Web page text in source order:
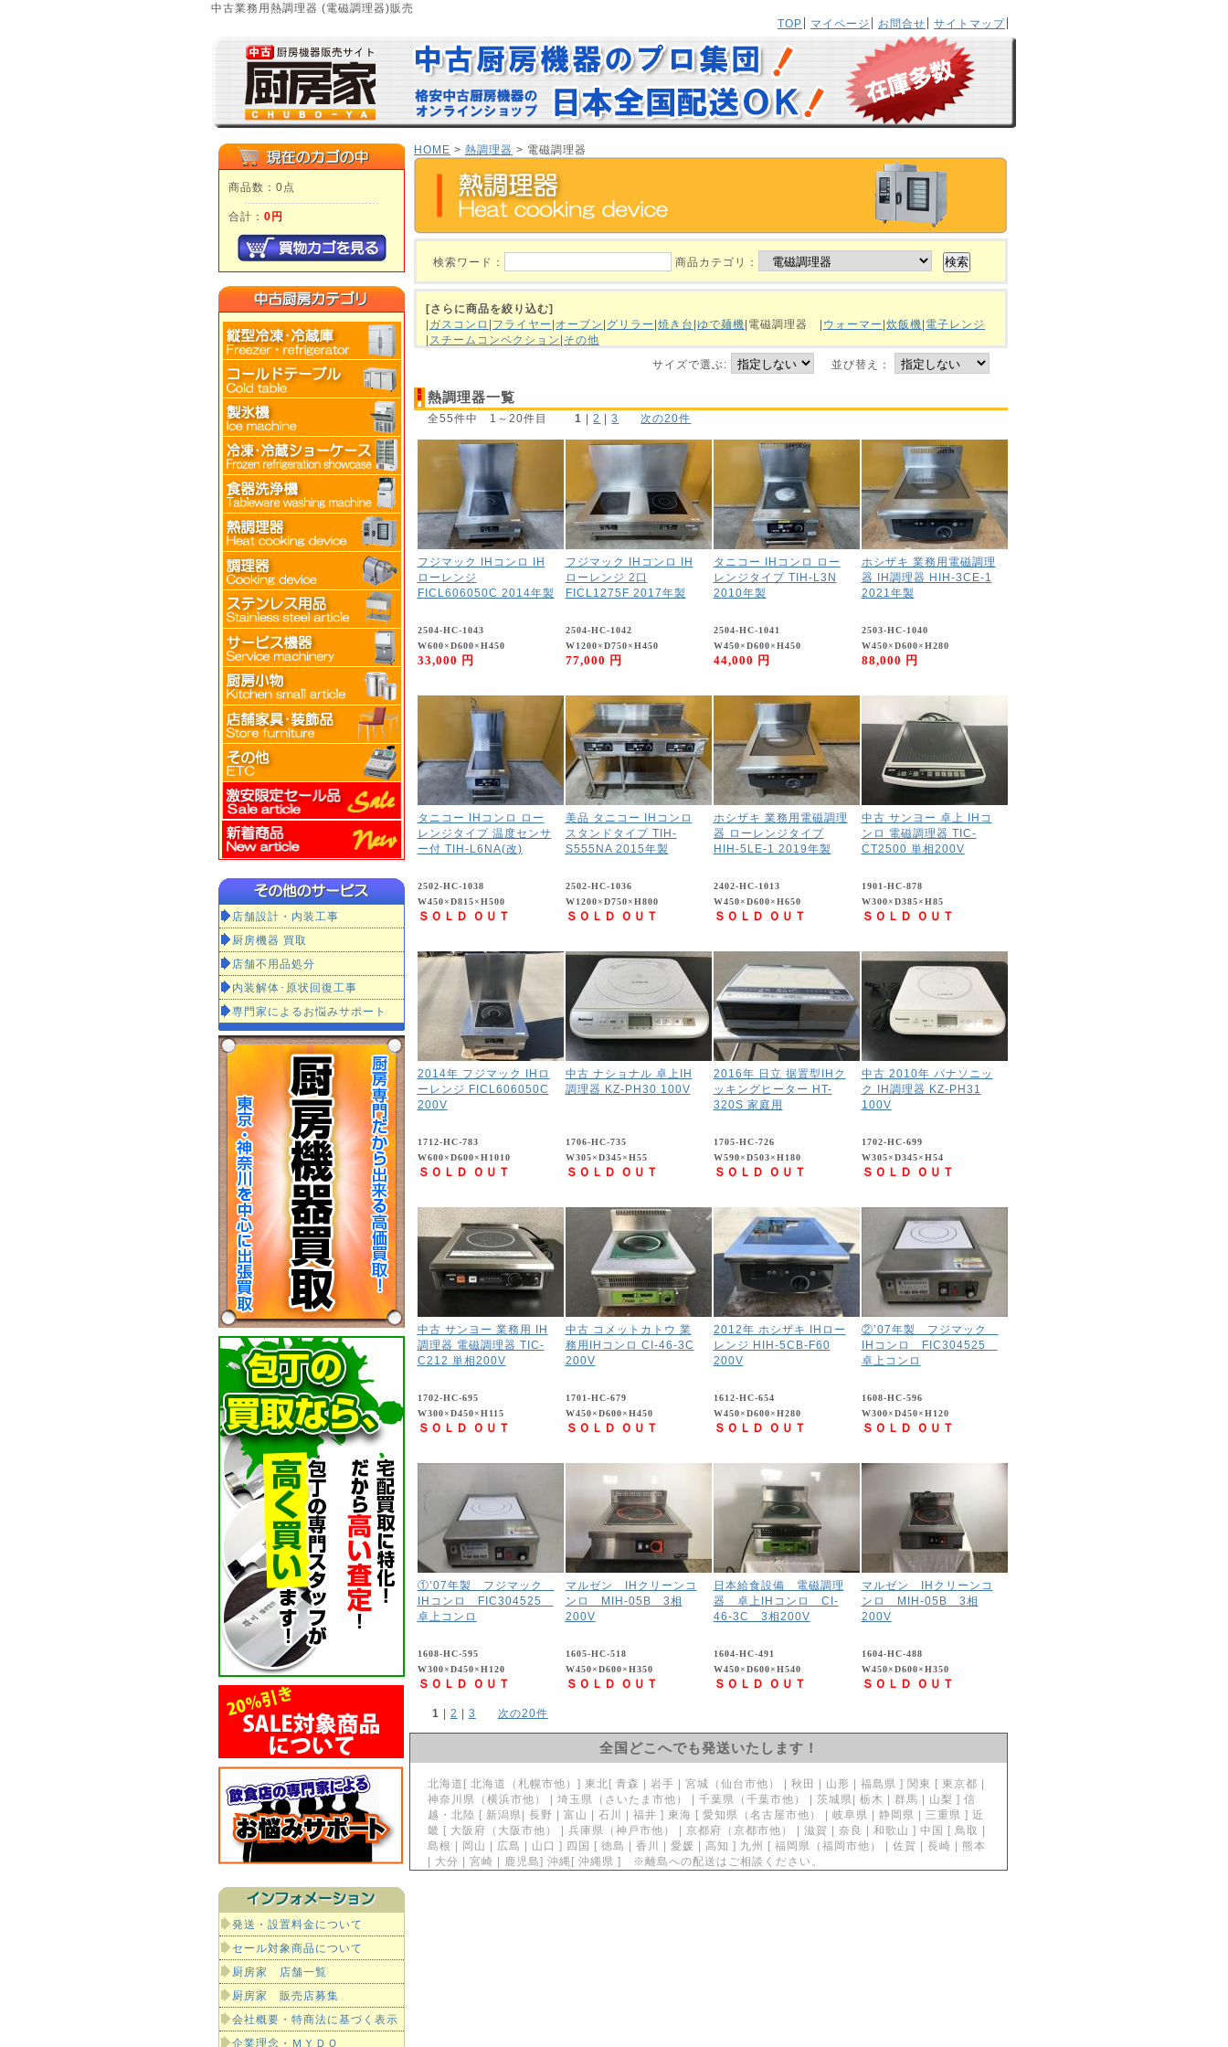
中古業務用熱調理器 (電磁調理器)販売
TOP
マイページ お問合せ サイトマップ
商品数：0点
合計： 0円
店舗設計・内装工事
厨房機器 買取
店舗不用品処分
内装解体･原状回復工事
専門家によるお悩みサポート
発送・設置料金について
セール対象商品について
厨房家 店舗一覧
厨房家 販売店募集
会社概要・特商法に基づく表示
企業理念・ＭＹＤＯ
HOME > 熱調理器 > 電磁調理器
検索ワード： 商品カテゴリ：
[さらに商品を絞り込む]
| ガスコンロ | フライヤー | オーブン | グリラー |焼き台 |ゆで麺機|電磁調理器 | ウォーマー |炊飯機| 電子レンジ
| スチームコンベクション | その他
サイズで選ぶ: 並び替え：
熱調理器一覧
全55件中 1～20件目 1 | 2 | 3 次の20件
フジマック IHコンロ IH
ローレンジ
FICL606050C 2014年製
2504-HC-1043
W600×D600×H450
33,000 円
フジマック IHコンロ IH
ローレンジ 2口
FICL1275F 2017年製
2504-HC-1042
W1200×D750×H450
77,000 円
タニコー IHコンロ ロー
レンジタイプ TIH-L3N
2010年製
2504-HC-1041
W450×D600×H450
44,000 円
ホシザキ 業務用電磁調理
器 IH調理器 HIH-3CE-1
2021年製
2503-HC-1040
W450×D600×H280
88,000 円
タニコー IHコンロ ロー
レンジタイプ 温度センサ
ー付 TIH-L6NA(改)
2502-HC-1038
W450×D815×H500
ＳＯＬＤ ＯＵＴ
美品 タニコー IHコンロ
スタンドタイプ TIH-
S555NA 2015年製
2502-HC-1036
W1200×D750×H800
ＳＯＬＤ ＯＵＴ
ホシザキ 業務用電磁調理
器 ローレンジタイプ
HIH-5LE-1 2019年製
2402-HC-1013
W450×D600×H650
ＳＯＬＤ ＯＵＴ
中古 サンヨー 卓上 IHコ
ンロ 電磁調理器 TIC-
CT2500 単相200V
1901-HC-878
W300×D385×H85
ＳＯＬＤ ＯＵＴ
2014年 フジマック IHロ
ーレンジ FICL606050C
200V
1712-HC-783
W600×D600×H1010
ＳＯＬＤ ＯＵＴ
中古 ナショナル 卓上IH
調理器 KZ-PH30 100V
1706-HC-735
W305×D345×H55
ＳＯＬＤ ＯＵＴ
2016年 日立 据置型IHク
ッキングヒーター HT-
320S 家庭用
1705-HC-726
W590×D503×H180
ＳＯＬＤ ＯＵＴ
中古 2010年 パナソニッ
ク IH調理器 KZ-PH31
100V
1702-HC-699
W305×D345×H54
ＳＯＬＤ ＯＵＴ
中古 サンヨー 業務用 IH
調理器 電磁調理器 TIC-
C212 単相200V
1702-HC-695
W300×D450×H115
ＳＯＬＤ ＯＵＴ
中古 コメットカトウ 業
務用IHコンロ CI-46-3C
200V
1701-HC-679
W450×D600×H450
ＳＯＬＤ ＯＵＴ
2012年 ホシザキ IHロー
レンジ HIH-5CB-F60
200V
1612-HC-654
W450×D600×H280
ＳＯＬＤ ＯＵＴ
②’07年製 フジマック
IHコンロ FIC304525
卓上コンロ
1608-HC-596
W300×D450×H120
ＳＯＬＤ ＯＵＴ
①’07年製 フジマック
IHコンロ FIC304525
卓上コンロ
1608-HC-595
W300×D450×H120
ＳＯＬＤ ＯＵＴ
マルゼン IHクリーンコ
ンロ MIH-05B 3相
200V
1605-HC-518
W450×D600×H350
ＳＯＬＤ ＯＵＴ
日本給食設備 電磁調理
器 卓上IHコンロ CI-
46-3C 3相200V
1604-HC-491
W450×D600×H540
ＳＯＬＤ ＯＵＴ
マルゼン IHクリーンコ
ンロ MIH-05B 3相
200V
1604-HC-488
W450×D600×H350
ＳＯＬＤ ＯＵＴ
1 | 2 | 3 次の20件
全国どこへでも発送いたします！
北海道[ 北海道（札幌市他）] 東北[ 青森 | 岩手 | 宮城（仙台市他） | 秋田 | 山形 | 福島県 ] 関東 [ 東京都 |
神奈川県（横浜市他） | 埼玉県（さいたま市他） | 千葉県（千葉市他） | 茨城県| 栃木 | 群馬 | 山梨 ] 信
越・北陸 [ 新潟県| 長野 | 富山 | 石川 | 福井 ] 東海 [ 愛知県（名古屋市他） | 岐阜県 | 静岡県 | 三重県 ] 近
畿 [ 大阪府（大阪市他） | 兵庫県（神戸市他） | 京都府（京都市他） | 滋賀 | 奈良 | 和歌山 ] 中国 [ 鳥取 |
島根 | 岡山 | 広島 | 山口 ] 四国 [ 徳島 | 香川 | 愛媛 | 高知 ] 九州 [ 福岡県（福岡市他） | 佐賀 | 長崎 | 熊本
| 大分 | 宮崎 | 鹿児島] 沖縄[ 沖縄県 ] ※離島への配送はご相談ください。